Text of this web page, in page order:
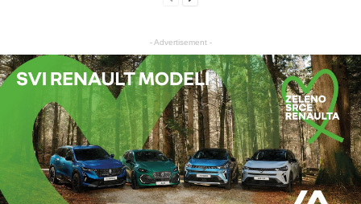
- Advertisement -